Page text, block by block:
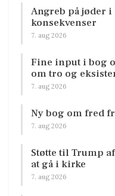
Angreb på jøder
konsekvenser
7. aug 2026
Fine input i bog
om tro og
7. aug 2026
Ny bog om fred
7. aug 2026
Støtte til Trump
at gå i kirke
7. aug 2026